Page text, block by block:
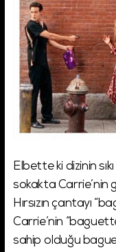
Elbette ki dizinin
sokakta Carrie’nin
Hırsızın çantayı
Carrie’nin
sahip olduğu